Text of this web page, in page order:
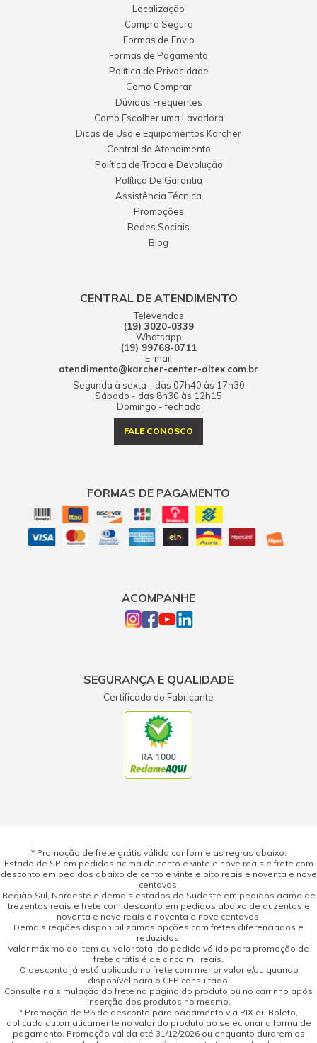
Localização
Compra Segura
Formas de Envio
Formas de Pagamento
Política de Privacidade
Como Comprar
Dúvidas Frequentes
Como Escolher uma Lavadora
Dicas de Uso e Equipamentos Kärcher
Central de Atendimento
Política de Troca e Devolução
Política De Garantia
Assistência Técnica
Promoções
Redes Sociais
Blog
CENTRAL DE ATENDIMENTO
Televendas
(19) 3020-0339
Whatsapp
(19) 99768-0711
E-mail
atendimento@karcher-center-altex.com.br
Segunda à sexta - das 07h40 às 17h30
Sábado - das 8h30 às 12h15
Domingo - fechada
FALE CONOSCO
FORMAS DE PAGAMENTO
ACOMPANHE
SEGURANÇA E QUALIDADE
Certificado do Fabricante
* Promoção de frete grátis válida conforme as regras abaixo:
Estado de SP em pedidos acima de cento e vinte e nove reais e frete com
desconto em pedidos abaixo de cento e vinte e oito reais e noventa e nove
centavos.
Região Sul, Nordeste e demais estados do Sudeste em pedidos acima de
trezentos reais e frete com desconto em pedidos abaixo de duzentos e
noventa e nove reais e noventa e nove centavos.
Demais regiões disponibilizamos opções com fretes diferenciados e
reduzidos.
Valor máximo do item ou valor total do pedido válido para promoção de
frete grátis é de cinco mil reais.
O desconto já está aplicado no frete com menor valor e/ou quando
disponível para o CEP consultado.
Consulte na simulação do frete na página do produto ou no carrinho após
inserção dos produtos no mesmo.
* Promoção de 5% de desconto para pagamento via PIX ou Boleto,
aplicada automaticamente no valor do produto ao selecionar a forma de
pagamento. Promoção válida até 31/12/2026 ou enquanto durarem os